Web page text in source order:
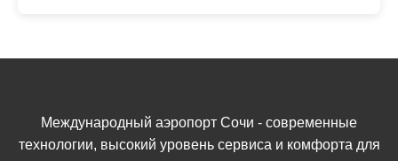
Международный аэропорт Сочи - современные
технологии, высокий уровень сервиса и комфорта для